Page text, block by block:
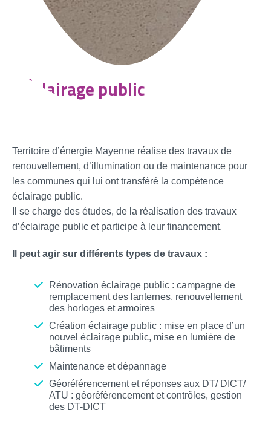
Éclairage public
Territoire d’énergie Mayenne réalise des travaux de
renouvellement, d’illumination ou de maintenance pour
les communes qui lui ont transféré la compétence
éclairage public.
Il se charge des études, de la réalisation des travaux
d’éclairage public et participe à leur financement.
Il peut agir sur différents types de travaux :
Rénovation éclairage public : campagne de
remplacement des lanternes, renouvellement
des horloges et armoires
Création éclairage public : mise en place d’un
nouvel éclairage public, mise en lumière de
bâtiments
Maintenance et dépannage
Géoréférencement et réponses aux DT/ DICT/
ATU : géoréférencement et contrôles, gestion
des DT-DICT